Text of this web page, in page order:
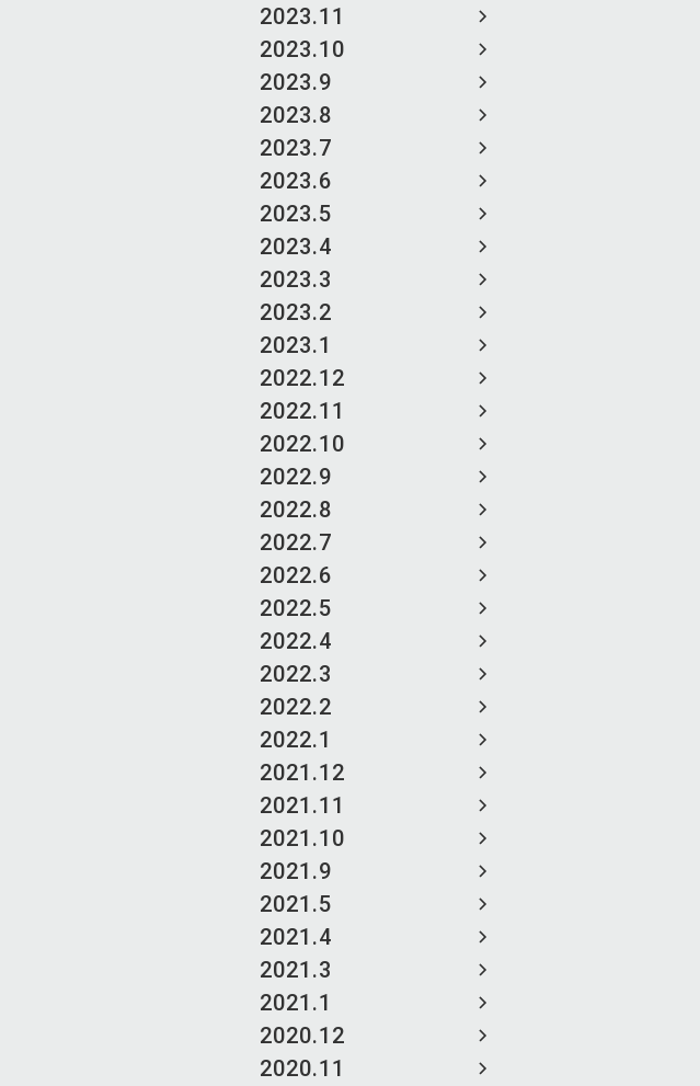
2023.11
2023.10
2023.9
2023.8
2023.7
2023.6
2023.5
2023.4
2023.3
2023.2
2023.1
2022.12
2022.11
2022.10
2022.9
2022.8
2022.7
2022.6
2022.5
2022.4
2022.3
2022.2
2022.1
2021.12
2021.11
2021.10
2021.9
2021.5
2021.4
2021.3
2021.1
2020.12
2020.11